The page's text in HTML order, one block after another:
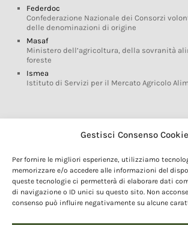
Gestisci Consenso Cookie
Per fornire le migliori esperienze, utilizziamo
memorizzare e/o accedere alle informazioni del
queste tecnologie ci permetterà di elaborare dati
di navigazione o ID unici su questo sito. Non
consenso può influire negativamente su alcune
Federdoc
Confederazione Nazionale dei Consorzi
delle denominazioni di origine
Masaf
Ministero dell’agricoltura, della sovranità
foreste
Ismea
Istituto di Servizi per il Mercato Agricolo
Glossario DOP IGP
Marchi DOP IGP
Normativa prodotti DOP IGP
Consorzi di Tutela
Farm To Fork e prodotti DOP IGP